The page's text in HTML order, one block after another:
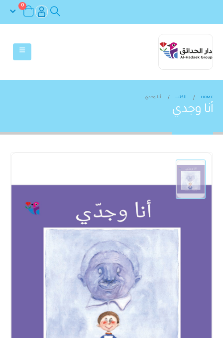
0
HOME الكتب أنا وجدي
أنا وجدي